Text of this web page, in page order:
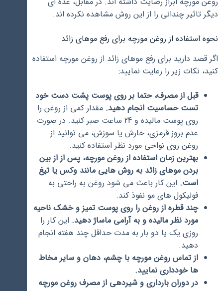
دیگر تاثیر چندانی را از این روش مشاهده نکرده اند.
نحوه استفاده از روغن مورچه برای رفع موهای زائد
اگر قصد دارید برای رفع موهای زائد از روغن مورچه استفاده
کنید، نکات زیر را رعایت نمایید:
قبل از مصرف، حتما بر روی پوست پشت دست خود
تست حساسیت انجام دهید. مقدار کمی از روغن را
روی پوست مالیده و 24 ساعت صبر کنید. در صورت
عدم بروز قرمزی، خارش یا سوزش، می توانید از
روغن روی نواحی مورد نظر استفاده کنید.
بهترین زمان استفاده از روغن مورچه، پس از از بین
بردن موهای زائد به روش هایی مانند وکس یا تیغ
است. این کار باعث می شود روغن به راحتی به
فولیکول های مو نفوذ کند.
چند قطره از روغن را روی پوست تمیز و خشک ناحیه
مورد نظر مالیده و به آرامی ماساژ دهید. این کار را
روزی یک یا دو بار به مدت حداقل چند هفته انجام
دهید.
از تماس روغن مورچه با چشم، دهان و سایر مخاط
ها خودداری نمایید.
در دوران بارداری و شیردهی از مصرف روغن مورچه